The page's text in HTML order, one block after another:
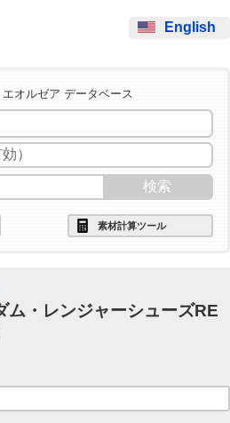
English
エオルゼア データベース
素材計算ツール
ム・レンジャーシューズRE